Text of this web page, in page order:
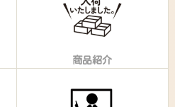
商品紹介